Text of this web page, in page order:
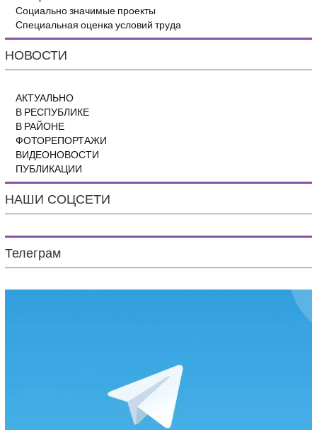
Социально значимые проекты
Специальная оценка условий труда
НОВОСТИ
АКТУАЛЬНО
В РЕСПУБЛИКЕ
В РАЙОНЕ
ФОТОРЕПОРТАЖИ
ВИДЕОНОВОСТИ
ПУБЛИКАЦИИ
НАШИ СОЦСЕТИ
Телеграм